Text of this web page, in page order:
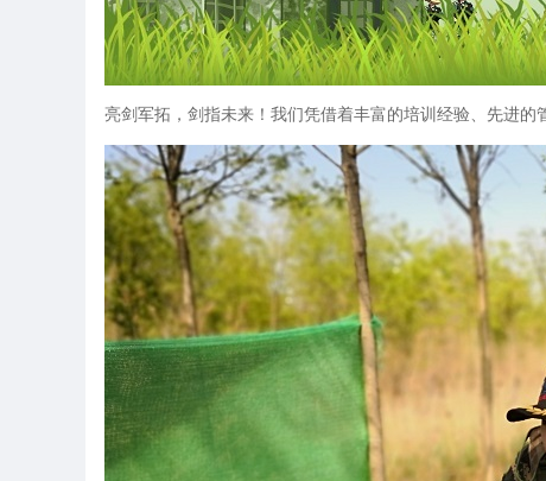
亮剑军拓，剑指未来！我们凭借着丰富的培训经验、先进